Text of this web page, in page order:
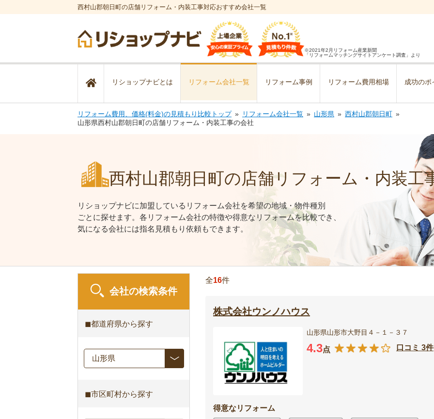
西村山郡朝日町の店舗リフォーム・内装工事対応おすすめ会社一覧
※2021年2月リフォーム産業新聞
「リフォームマッチングサイトアンケート調査」より
リショップナビとは リフォーム会社一覧 リフォーム事例 リフォーム費用相場 成功のポ
リフォーム費用、価格(料金)の見積もり比較トップ リフォーム会社一覧 山形県
西村山郡朝日町
山形県西村山郡朝日町の店舗リフォーム・内装工事の会社
西村山郡朝日町の店舗リフォーム・内装工
リショップナビに加盟しているリフォーム会社を希望の地域・物件種別
ごとに探せます。各リフォーム会社の特徴や得意なリフォームを比較でき、
気になる会社には指名見積もり依頼もできます。
会社の検索条件
◼︎都道府県から探す
◼︎市区町村から探す
全16件
株式会社ウンノハウス
山形県山形市大野目４－１－３７
4.3点 口コミ 3件
得意なリフォーム